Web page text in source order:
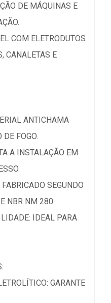
DE MÁQUINAS E
COM ELETRODUTOS
CANALETAS E
ANTICHAMA
DE FOGO.
A INSTALAÇÃO EM
SEGUNDO
NBR NM 280.
IDEAL PARA
GARANTE